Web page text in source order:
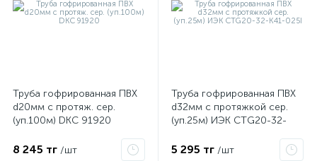
Труба гофрированная ПВХ
d20мм с протяж. сер.
(уп.100м) DKC 91920
8 245 тг /шт
Труба гофрированная ПВХ
d32мм с протяжкой сер.
(уп.25м) ИЭК CTG20-32-
5 295 тг /шт